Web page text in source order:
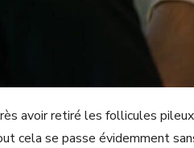
avoir retiré les follicules
cela se passe évidemment